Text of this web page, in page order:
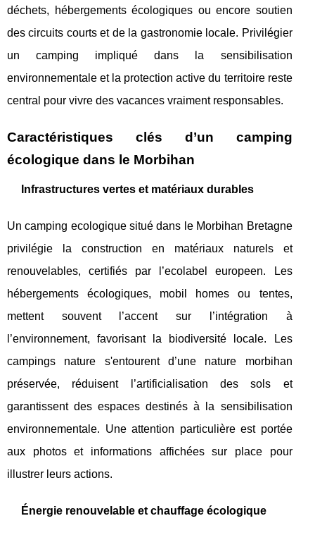
déchets, hébergements écologiques ou encore soutien
des circuits courts et de la gastronomie locale. Privilégier
un camping impliqué dans la sensibilisation
environnementale et la protection active du territoire reste
central pour vivre des vacances vraiment responsables.
Caractéristiques clés d’un camping
écologique dans le Morbihan
Infrastructures vertes et matériaux durables
Un camping ecologique situé dans le Morbihan Bretagne
privilégie la construction en matériaux naturels et
renouvelables, certifiés par l’ecolabel europeen. Les
hébergements écologiques, mobil homes ou tentes,
mettent souvent l’accent sur l’intégration à
l’environnement, favorisant la biodiversité locale. Les
campings nature s'entourent d’une nature morbihan
préservée, réduisent l’artificialisation des sols et
garantissent des espaces destinés à la sensibilisation
environnementale. Une attention particulière est portée
aux photos et informations affichées sur place pour
illustrer leurs actions.
Énergie renouvelable et chauffage écologique